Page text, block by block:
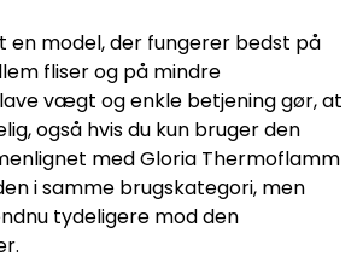
en model, der fungerer bedst på
fliser og på mindre
vægt og enkle betjening gør, at
også hvis du kun bruger den
med Gloria Thermoflamm
i samme brugskategori, men
tydeligere mod den